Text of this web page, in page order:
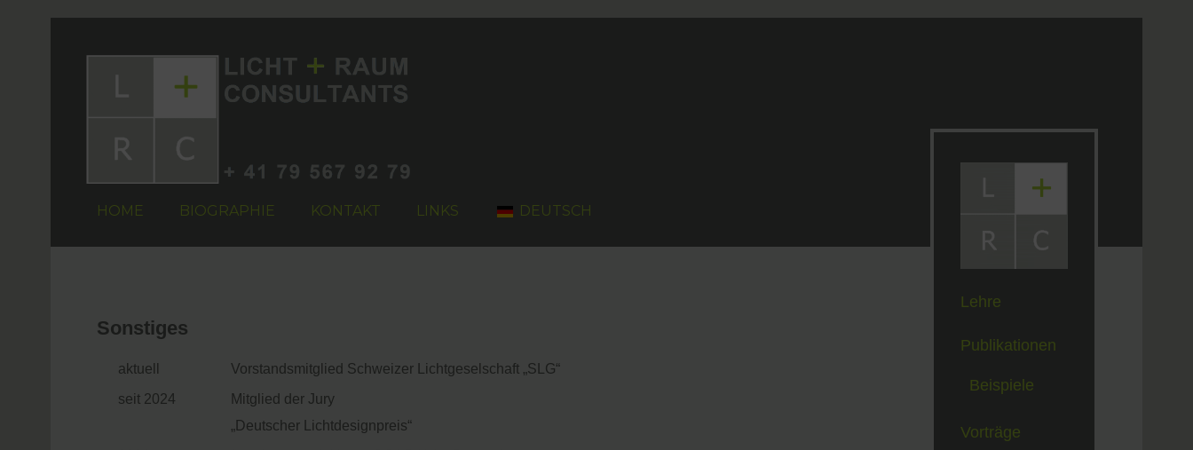
HOME BIOGRAPHIE KONTAKT LINKS DEUTSCH
Sonstiges
aktuell
Vorstandsmitglied Schweizer Lichtgeselschaft „SLG“
seit 2024
Mitglied der Jury
„Deutscher Lichtdesignpreis“
Lehre
Publikationen
Beispiele
Vorträge